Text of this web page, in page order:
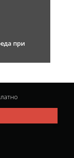
при